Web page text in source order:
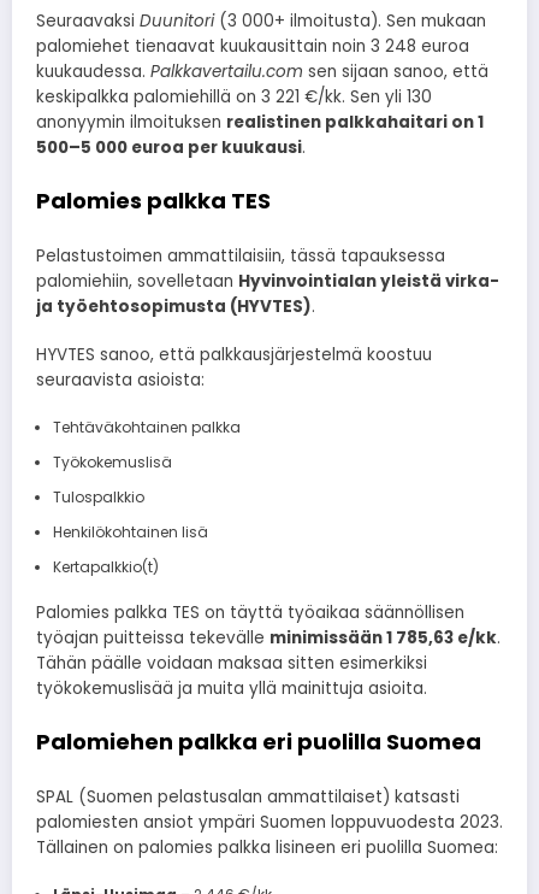
Seuraavaksi Duunitori(3 000+ ilmoitusta). Sen mukaan
palomiehet tienaavat kuukausittain noin 3 248 euroa
kuukaudessa. Palkkavertailu.com sen sijaan sanoo, että
keskipalkka palomiehillä on 3 221 €/kk. Sen yli 130
anonyymin ilmoituksen realistinen palkkahaitari on 1
500–5 000 euroa per kuukausi.
Palomies palkka TES
Pelastustoimen ammattilaisiin, tässä tapauksessa
palomiehiin, sovelletaan Hyvinvointialan yleistä virka-
ja työehtosopimusta (HYVTES).
HYVTES sanoo, että palkkausjärjestelmä koostuu
seuraavista asioista:
Tehtäväkohtainen palkka
Työkokemuslisä
Tulospalkkio
Henkilökohtainen lisä
Kertapalkkio(t)
Palomies palkka TES on täyttä työaikaa säännöllisen
työajan puitteissa tekevälle minimissään 1 785,63 e/kk.
Tähän päälle voidaan maksaa sitten esimerkiksi
työkokemuslisää ja muita yllä mainittuja asioita.
Palomiehen palkka eri puolilla Suomea
SPAL (Suomen pelastusalan ammattilaiset) katsasti
palomiesten ansiot ympäri Suomen loppuvuodesta 2023.
Tällainen on palomies palkka lisineen eri puolilla Suomea: